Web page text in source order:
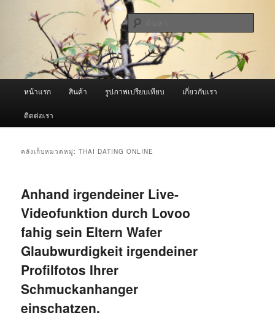
ผู้นำเข้าเครื่องพ่นหมอกควัน Best
Fogger / Fogger One และ อะไหล่
จำหน่ายเครื่องพ่นหมอกควัน คุณภาพดี บริการด้วยความจริงใจ
หน้าแรก สินค้า รูปภาพเปรียบเทียบ เกี่ยวกับเรา
ติดต่อเรา
คลังเก็บหมวดหมู่:THAI DATING ONLINE
Anhand irgendeiner Live-
Videofunktion durch Lovoo
fahig sein Eltern Wafer
Glaubwurdigkeit irgendeiner
Profilfotos Ihrer
Schmuckanhanger
einschatzen.